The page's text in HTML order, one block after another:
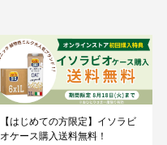
【はじめての方限定】イソラビ
オケース購入送料無料！